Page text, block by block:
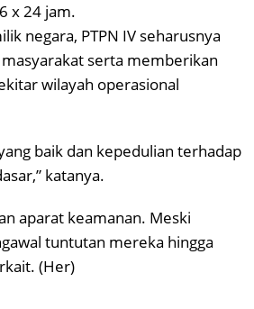
x 24 jam.
negara, PTPN IV seharusnya
serta memberikan
wilayah operasional
baik dan kepedulian terhadap
katanya.
aparat keamanan. Meski
tuntutan mereka hingga
(Her)